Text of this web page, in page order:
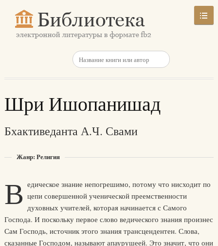
Шри Ишопанишад
Бхактиведанта А.Ч. Свами
Жанр: Религия
В едическое знание непогрешимо, потому что нисходит по
цепи совершенной ученической преемственности
духовных учителей, которая начинается с Самого
Господа. И поскольку первое слово ведического знания произнес
Сам Господь, источник этого знания трансцендентен. Слова,
сказанные Господом, называют апаурушеей. Это значит, что они